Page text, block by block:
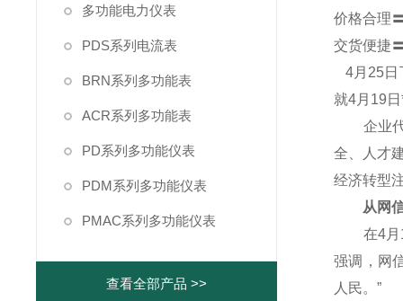
多功能电力仪表
PDS系列电流表
BRN系列多功能表
ACR系列多功能表
PD系列多功能仪表
PDM系列多功能仪表
PMAC系列多功能仪表
查看全部产品 >>
价格合理
交货便捷
4月25日
就4月19
企业代
全、人才
经济转型
从网信
在4月19
强调，网
人民。”